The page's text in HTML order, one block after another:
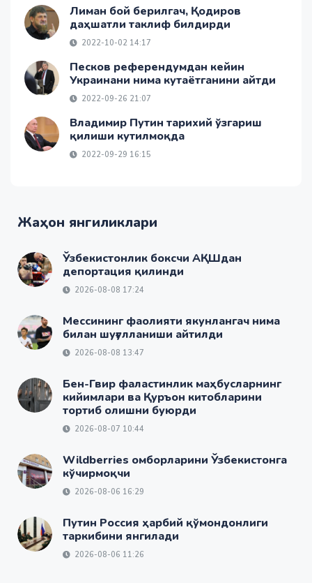
Лиман бой берилгач, Қодиров
даҳшатли таклиф билдирди
2022-10-02 14:17
Песков референдумдан кейин
Украинани нима кутаётганини айтди
2022-09-26 21:07
Владимир Путин тарихий ўзгариш
қилиши кутилмоқда
2022-09-29 16:15
Жаҳон янгиликлари
Ўзбекистонлик боксчи АҚШдан
депортация қилинди
2026-08-08 17:24
Мессининг фаолияти якунлангач нима
билан шуғулланиши айтилди
2026-08-08 13:47
Бен-Гвир фаластинлик маҳбусларнинг
кийимлари ва Қуръон китобларини
тортиб олишни буюрди
2026-08-07 10:44
Wildberries омборларини Ўзбекистонга
кўчирмоқчи
2026-08-06 16:29
Путин Россия ҳарбий қўмондонлиги
таркибини янгилади
2026-08-06 11:26